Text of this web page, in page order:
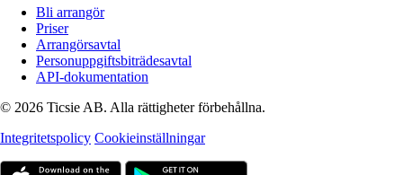
Bli arrangör
Priser
Arrangörsavtal
Personuppgiftsbiträdesavtal
API-dokumentation
© 2026 Ticsie AB. Alla rättigheter förbehållna.
Integritetspolicy Cookieinställningar